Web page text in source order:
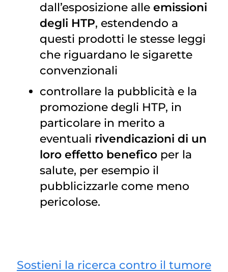
dall’esposizione alle emissioni
degli HTP, estendendo a
questi prodotti le stesse leggi
che riguardano le sigarette
convenzionali
controllare la pubblicità e la
promozione degli HTP, in
particolare in merito a
eventuali rivendicazioni di un
loro effetto beneficoper la
salute, per esempio il
pubblicizzarle come meno
pericolose.
Sostieni la ricerca contro il tumore